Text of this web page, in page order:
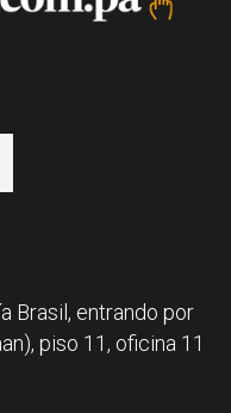
Brasil, entrando por
piso 11, oficina 11